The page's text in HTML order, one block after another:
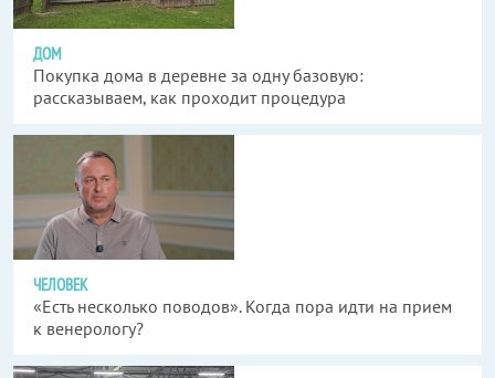
ДОМ
Покупка дома в деревне за одну базовую:
рассказываем, как проходит процедура
ЧЕЛОВЕК
«Есть несколько поводов». Когда пора идти на прием
к венерологу?